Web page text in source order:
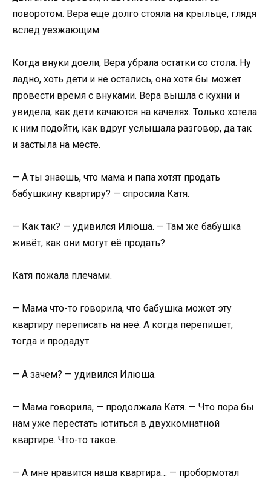
поворотом. Вера еще долго стояла на крыльце, глядя
вслед уезжающим.
Когда внуки доели, Вера убрала остатки со стола. Ну
ладно, хоть дети и не остались, она хотя бы может
провести время с внуками. Вера вышла с кухни и
увидела, как дети качаются на качелях. Только хотела
к ним подойти, как вдруг услышала разговор, да так
и застыла на месте.
— А ты знаешь, что мама и папа хотят продать
бабушкину квартиру? — спросила Катя.
— Как так? — удивился Илюша. — Там же бабушка
живёт, как они могут её продать?
Катя пожала плечами.
— Мама что-то говорила, что бабушка может эту
квартиру переписать на неё. А когда перепишет,
тогда и продадут.
— А зачем? — удивился Илюша.
— Мама говорила, — продолжала Катя. — Что пора бы
нам уже перестать ютиться в двухкомнатной
квартире. Что-то такое.
— А мне нравится наша квартира… — пробормотал